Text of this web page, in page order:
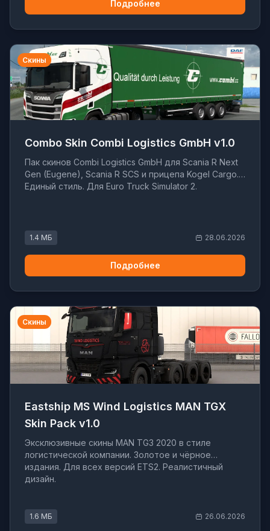
Подробнее
Скины
Combo Skin Combi Logistics GmbH v1.0
Пак скинов Combi Logistics GmbH для Scania R Next
Gen (Eugene), Scania R SCS и прицепа Kogel Cargo.
Единый стиль. Для Euro Truck Simulator 2.
1.4 МБ 28.06.2026
Подробнее
Скины
Eastship MS Wind Logistics MAN TGX
Skin Pack v1.0
Эксклюзивные скины MAN TG3 2020 в стиле
логистической компании. Золотое и чёрное
издания. Для всех версий ETS2. Реалистичный
дизайн.
1.6 МБ 26.06.2026